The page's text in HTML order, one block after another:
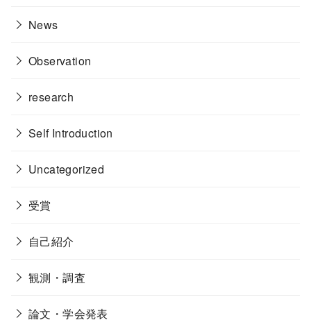
News
Observation
research
Self Introduction
Uncategorized
受賞
自己紹介
観測・調査
論文・学会発表